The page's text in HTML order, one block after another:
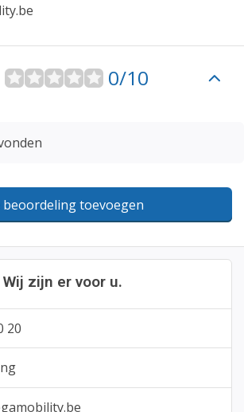
zijn er voor u.
20
0/10
beoordeling toevoegen